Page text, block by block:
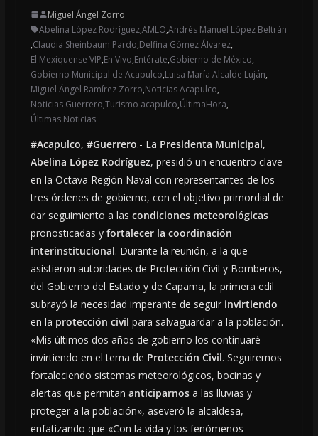
Miguel Ángel Zorro
Abelina López Rodríguez,AMLO,Andrés Manuel López Beltrán
,Claudia Sheinbaum Pardo,Delfina Gómez Álvarez,
El Mexiquense VIP,En Vivo,Entérate,Gobierno de México,
Gobierno Municipal de Acapulco,Luisa María Alcalde Luján,
Miguel Ángel Ramírez Zorro,Noticias Acapulco,
Noticias Guerrero,Turismo acapulco,ÚltimaHora,
Últimas Noticias
#Acapulco, #Guerrero.- La Presidenta Municipal,
Abelina López Rodríguez, presidió un encuentro clave
en la Octava Región Naval con representantes de los
tres órdenes de gobierno, con el objetivo primordial de
dar seguimiento a las condiciones meteorológicas
pronosticadas y fortalecer la coordinación
interinstitucional. Durante la reunión, a la que
asistieron autoridades de Protección Civil y Bomberos,
del Gobierno del Estado y de Capama, la primera edil
subrayó la necesidad imperante de seguir invirtiendo
en la protección civil para salvaguardar a la población.
«Mis últimos dos años de gobierno los continuaré
invirtiendo en el tema de Protección Civil. Seguiremos
fortaleciendo sistemas meteorológicos, bocinas y
alertas que permitan anticiparnosa las lluvias y
proteger a la población», aseveró la alcaldesa,
enfatizando que «Con la vida y los fenómenos